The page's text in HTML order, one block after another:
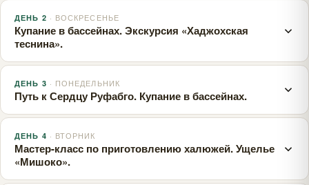
ДЕНЬ 2 · ВОСКРЕСЕНЬЕ
Купание в бассейнах. Экскурсия «Хаджохская
теснина».
08:00 — Завтрак. 09:00 — Поездка на геотермальный
источник (2 часа, бассейны ~37°C и +22°C). 14:00 —
Мини-зоопарк (страусы, выдры, еноты, лисы, медведи).
18:00 — Ужин.
ДЕНЬ 3 · ПОНЕДЕЛЬНИК
Путь к Сердцу Руфабго. Купание в бассейнах.
08:00 — Завтрак. 09.00- Экскурсия в ущелье Руфабго
(~2 км от пос. Каменномостский). Прогулка вдоль ручья
ДЕНЬ 4 · ВТОРНИК
Мастер-класс по приготовлению халюжей. Ущелье
«Мишоко».